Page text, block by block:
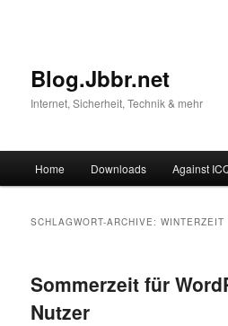
Blog.Jbbr.net
Internet, Sicherheit, Technik & mehr
Zum
Zum
wechseln
Home Downloads Against
SCHLAGWORT-ARCHIVE:WINTERZEIT
Sommerzeit für
Nutzer